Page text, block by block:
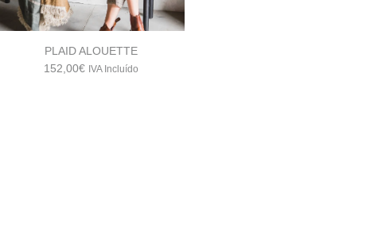
PLAID ALOUETTE
152,00€ IVA Incluído